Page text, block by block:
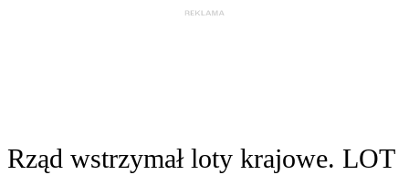
Rząd wstrzymał loty krajowe. LOT